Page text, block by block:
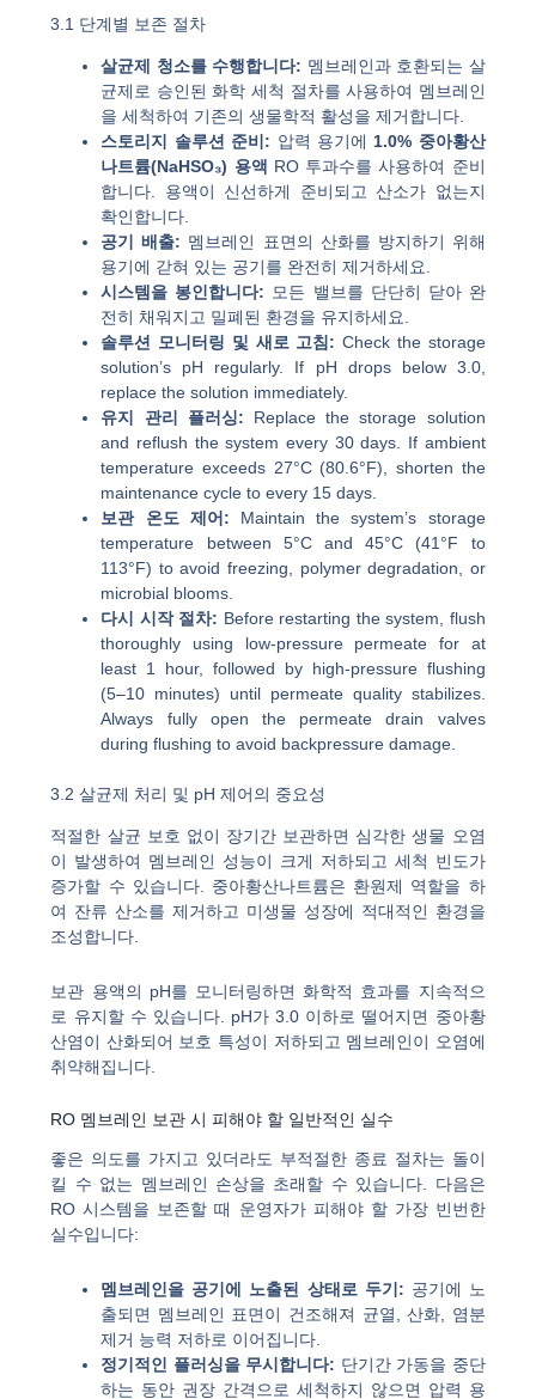
3.1 단계별 보존 절차
살균제 청소를 수행합니다: 멤브레인과 호환되는 살
균제로 승인된 화학 세척 절차를 사용하여 멤브레인
을 세척하여 기존의 생물학적 활성을 제거합니다.
스토리지 솔루션 준비: 압력 용기에 1.0% 중아황산
나트륨(NaHSO₃) 용액 RO 투과수를 사용하여 준비
합니다. 용액이 신선하게 준비되고 산소가 없는지
확인합니다.
공기 배출: 멤브레인 표면의 산화를 방지하기 위해
용기에 갇혀 있는 공기를 완전히 제거하세요.
시스템을 봉인합니다: 모든 밸브를 단단히 닫아 완
전히 채워지고 밀폐된 환경을 유지하세요.
솔루션 모니터링 및 새로 고침: Check the storage
solution’s pH regularly. If pH drops below 3.0,
replace the solution immediately.
유지 관리 플러싱: Replace the storage solution
and reflush the system every 30 days. If ambient
temperature exceeds 27°C (80.6°F), shorten the
maintenance cycle to every 15 days.
보관 온도 제어: Maintain the system’s storage
temperature between 5°C and 45°C (41°F to
113°F) to avoid freezing, polymer degradation, or
microbial blooms.
다시 시작 절차: Before restarting the system, flush
thoroughly using low-pressure permeate for at
least 1 hour, followed by high-pressure flushing
(5–10 minutes) until permeate quality stabilizes.
Always fully open the permeate drain valves
during flushing to avoid backpressure damage.
3.2 살균제 처리 및 pH 제어의 중요성
적절한 살균 보호 없이 장기간 보관하면 심각한 생물 오염
이 발생하여 멤브레인 성능이 크게 저하되고 세척 빈도가
증가할 수 있습니다. 중아황산나트륨은 환원제 역할을 하
여 잔류 산소를 제거하고 미생물 성장에 적대적인 환경을
조성합니다.
보관 용액의 pH를 모니터링하면 화학적 효과를 지속적으
로 유지할 수 있습니다. pH가 3.0 이하로 떨어지면 중아황
산염이 산화되어 보호 특성이 저하되고 멤브레인이 오염에
취약해집니다.
RO 멤브레인 보관 시 피해야 할 일반적인 실수
좋은 의도를 가지고 있더라도 부적절한 종료 절차는 돌이
킬 수 없는 멤브레인 손상을 초래할 수 있습니다. 다음은
RO 시스템을 보존할 때 운영자가 피해야 할 가장 빈번한
실수입니다:
멤브레인을 공기에 노출된 상태로 두기: 공기에 노
출되면 멤브레인 표면이 건조해져 균열, 산화, 염분
제거 능력 저하로 이어집니다.
정기적인 플러싱을 무시합니다: 단기간 가동을 중단
하는 동안 권장 간격으로 세척하지 않으면 압력 용